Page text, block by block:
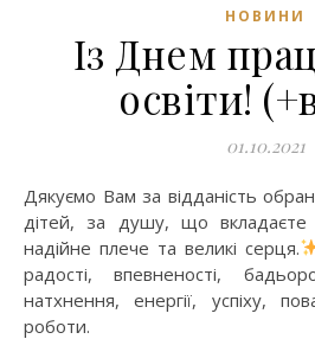
НОВИНИ
Із Днем
освіти!
01.10.2021
Дякуємо Вам за відданість обраній справі, за любов до
дітей, за душу, що вкладаєте
надійне плече та великі серця.
радості, впевненості,
натхнення, енергії, успіху,
роботи.